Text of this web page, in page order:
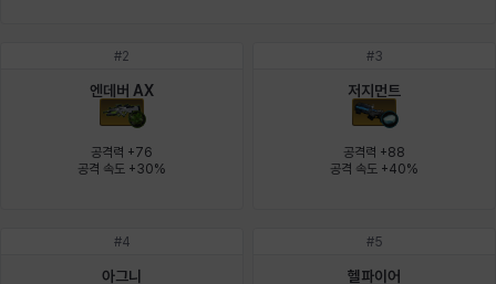
이안 재키
#2
엔데버 AX
공격력 +76
공격 속도 +30%
#3
저지먼트
공격력 +88
공격 속도 +40%
#4
아그니
#5
헬파이어